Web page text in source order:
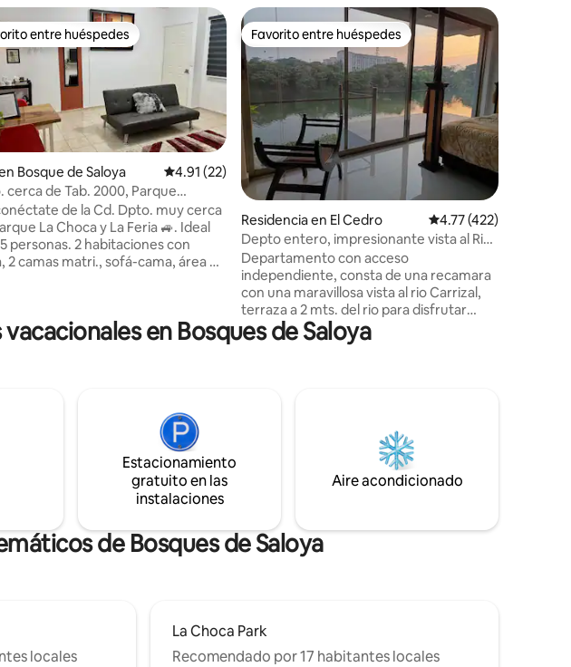
5.0 de 5; 32 evaluaciones
entre huéspedes
entre huéspedes
Bosque de Saloya Calificación promedio: 4.91 de 5; 22 evaluaciones
4.91 (22)
cerca de Tab. 2000, Parque
CTA PMEXde la Cd. Dpto. muy cerca
La Choca y La Feria 🚙. Ideal
personas. 2 habitaciones con
2 camas matri., sofá-cama, área de
de lavado. Acceso
PEMEX; OXXO, Farmacias,
otros.
Favorito entre huéspedes
Favorito entre huéspedes
Residencia en El Cedro Calificación promedio:
4.77 (422)
Depto entero, impresionante vista al Rio
Carrizal
Departamento con acceso
independiente, consta de una recamara
con una maravillosa vista al rio Carrizal,
terraza a 2 mts. del rio para disfrutar
nuestra selva con increibles amaneceres
e inolvidales atardeceres, aire
horno de microondas, cafetera, lugar
ideal para descansar, meditar, tomar
decisiones importantes y una recarga de
en Bosques de Saloya
Estacionamiento
gratuito en las
instalaciones
Aire acondicionado
de Bosques de Saloya
locales
La Choca Park
Recomendado por 17 habitantes locales